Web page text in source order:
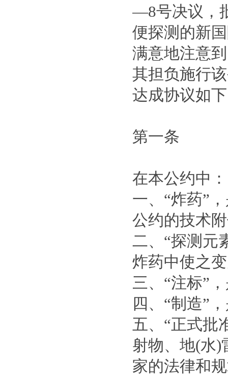
—8号决议，
便探测的新
满意地注意
其担负施行
达成协议如
第一条
在本公约中：
一、“炸药”
公约的技术
二、“探测元
炸药中使之
三、“注标”
四、“制造”
五、“正式批
射物、地(水)
家的法律和